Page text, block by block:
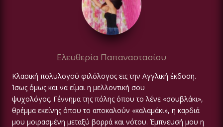
Ελευθερία Παπαναστασίου
Κλασική πολυλογού φιλόλογος εις την Αγγλική έκδοση.
Ίσως όμως και να είμαι η μελλοντική σου
ψυχολόγος. Γέννημα της πόλης όπου το λένε «σουβλάκι»,
θρέμμα εκείνης όπου το αποκαλούν «καλαμάκι», η καρδιά
μου μοιρασμένη μεταξύ βορρά και νότου. Έμπνευσή μου η